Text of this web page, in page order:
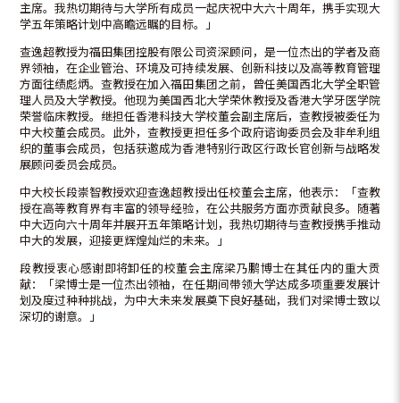
主席。我热切期待与大学所有成员一起庆祝中大六十周年，携手实现大
学五年策略计划中高瞻远瞩的目标。」
查逸超教授为福田集团控股有限公司资深顾问，是一位杰出的学者及商
界领袖，在企业管治、环境及可持续发展、创新科技以及高等教育管理
方面往绩彪炳。查教授在加入福田集团之前，曾任美国西北大学全职管
理人员及大学教授。他现为美国西北大学荣休教授及香港大学牙医学院
荣誉临床教授。继担任香港科技大学校董会副主席后，查教授被委任为
中大校董会成员。此外，查教授更担任多个政府谘询委员会及非牟利组
织的董事会成员，包括获邀成为香港特别行政区行政长官创新与战略发
展顾问委员会成员。
中大校长段崇智教授欢迎查逸超教授出任校董会主席，他表示：「查教
授在高等教育界有丰富的领导经验，在公共服务方面亦贡献良多。随著
中大迈向六十周年并展开五年策略计划，我热切期待与查教授携手推动
中大的发展，迎接更辉煌灿烂的未来。」
段教授衷心感谢即将卸任的校董会主席梁乃鹏博士在其任内的重大贡
献：「梁博士是一位杰出领袖，在任期间带领大学达成多项重要发展计
划及度过种种挑战，为中大未来发展奠下良好基础，我们对梁博士致以
深切的谢意。」